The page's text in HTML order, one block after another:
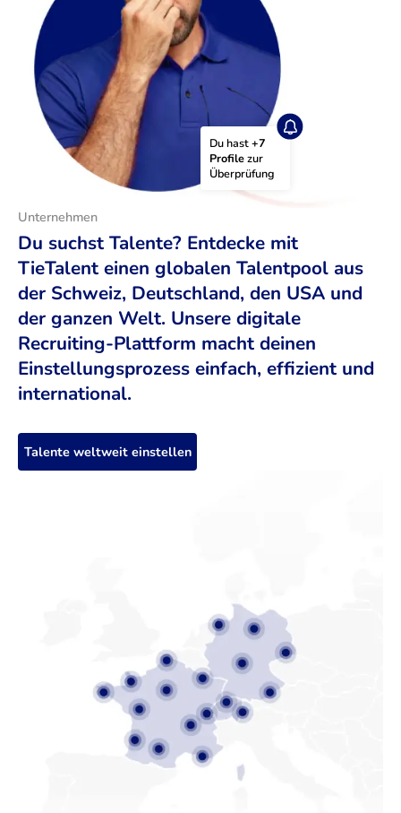
Du hast +7
Profile zur
Überprüfung
Unternehmen
Du suchst Talente? Entdecke mit
TieTalent einen globalen Talentpool aus
der Schweiz, Deutschland, den USA und
der ganzen Welt. Unsere digitale
Recruiting-Plattform macht deinen
Einstellungsprozess einfach, effizient und
international.
Talente weltweit einstellen